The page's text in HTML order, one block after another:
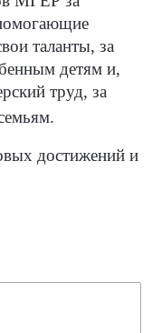
таланты, за
детям и,
труд, за
достижений и